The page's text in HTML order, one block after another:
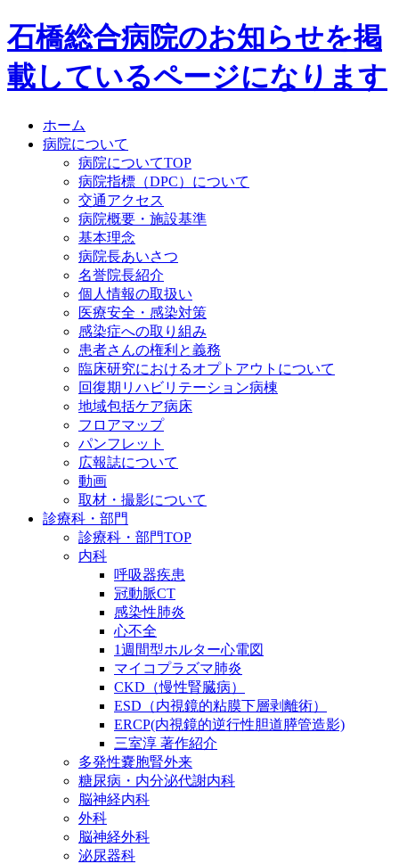
石橋総合病院のお知らせを掲
載しているページになります
ホーム
病院について
病院についてTOP
病院指標（DPC）について
交通アクセス
病院概要・施設基準
基本理念
病院長あいさつ
名誉院長紹介
個人情報の取扱い
医療安全・感染対策
感染症への取り組み
患者さんの権利と義務
臨床研究におけるオプトアウトについて
回復期リハビリテーション病棟
地域包括ケア病床
フロアマップ
パンフレット
広報誌について
動画
取材・撮影について
診療科・部門
診療科・部門TOP
内科
呼吸器疾患
冠動脈CT
感染性肺炎
心不全
1週間型ホルター心電図
マイコプラズマ肺炎
CKD（慢性腎臓病）
ESD（内視鏡的粘膜下層剥離術）
ERCP(内視鏡的逆行性胆道膵管造影)
三室淳 著作紹介
多発性嚢胞腎外来
糖尿病・内分泌代謝内科
脳神経内科
外科
脳神経外科
泌尿器科